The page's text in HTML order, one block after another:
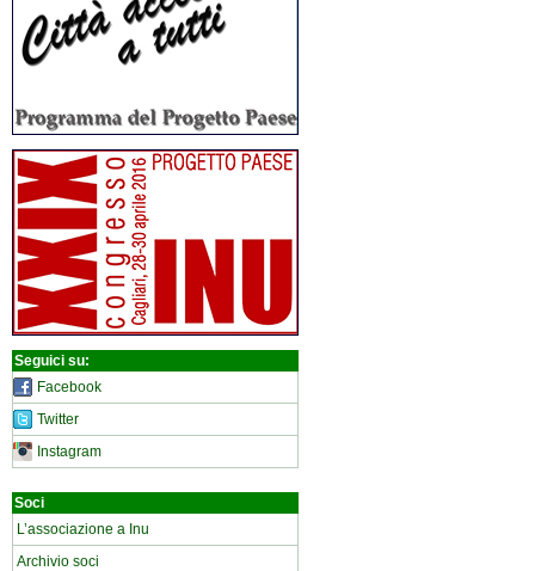
Seguici su:
Facebook
Twitter
Instagram
Soci
L’associazione a Inu
Archivio soci